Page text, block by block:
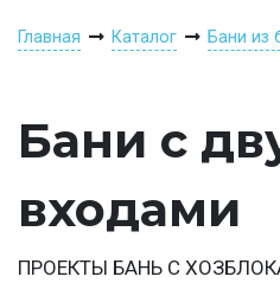
Главная Каталог Бани из
Бани с
входами
ПРОЕКТЫ БАНЬ С